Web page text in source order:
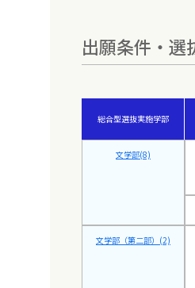
出願条件・選
総合型選抜実施学部
文学部(8)
文学部（第二部）(2)